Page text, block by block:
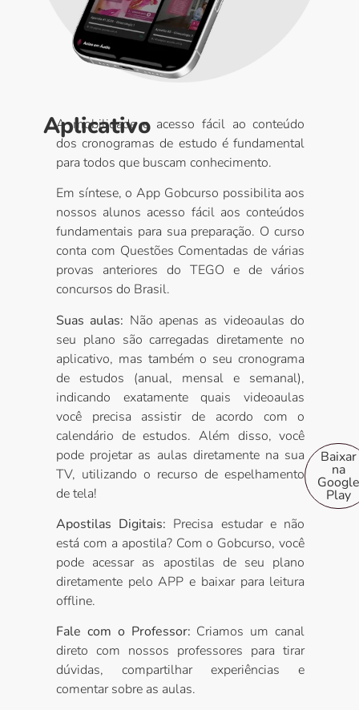
Aplicativo
A mobilidade e acesso fácil ao conteúdo
dos cronogramas de estudo é fundamental
para todos que buscam conhecimento.
Em síntese, o App Gobcurso possibilita aos
nossos alunos acesso fácil aos conteúdos
fundamentais para sua preparação. O curso
conta com Questões Comentadas de várias
provas anteriores do TEGO e de vários
concursos do Brasil.
Suas aulas: Não apenas as videoaulas do
seu plano são carregadas diretamente no
aplicativo, mas também o seu cronograma
de estudos (anual, mensal e semanal),
indicando exatamente quais videoaulas
você precisa assistir de acordo com o
calendário de estudos. Além disso, você
pode projetar as aulas diretamente na sua
TV, utilizando o recurso de espelhamento
de tela!
Apostilas Digitais: Precisa estudar e não
está com a apostila? Com o Gobcurso, você
pode acessar as apostilas de seu plano
diretamente pelo APP e baixar para leitura
offline.
Fale com o Professor: Criamos um canal
direto com nossos professores para tirar
dúvidas, compartilhar experiências e
comentar sobre as aulas.
Baixar
na
Play